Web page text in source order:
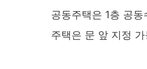
공동주택은 1층 공
주택은 문 앞 지정 가